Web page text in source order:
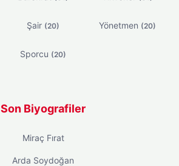
Şair (20) Yönetmen (20)
Sporcu (20)
Son Biyografiler
Miraç Fırat
Arda Soydoğan